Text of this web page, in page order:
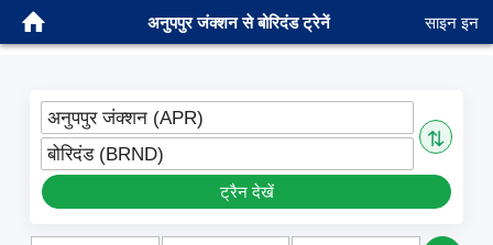
अनुपपुर जंक्शन से बोरिदंड ट्रेनें साइन इन
अनुपपुर जंक्शन (APR)
⇅
बोरिदंड (BRND)
ट्रैन देखें